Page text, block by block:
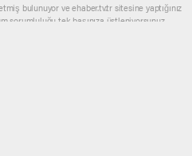
bulunuyor ve ehaber.tv.tr sitesine yaptığınız
sorumluluğu tek başınıza üstleniyorsunuz.